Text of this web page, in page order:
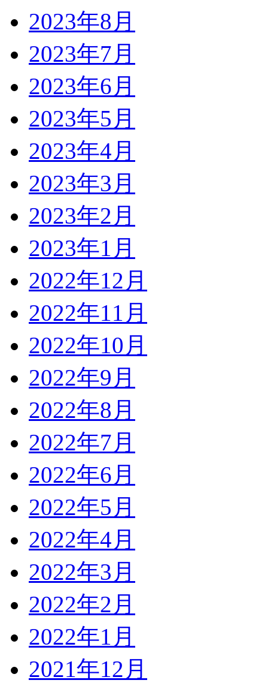
2023年8月
2023年7月
2023年6月
2023年5月
2023年4月
2023年3月
2023年2月
2023年1月
2022年12月
2022年11月
2022年10月
2022年9月
2022年8月
2022年7月
2022年6月
2022年5月
2022年4月
2022年3月
2022年2月
2022年1月
2021年12月